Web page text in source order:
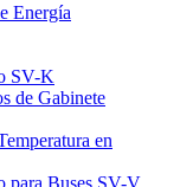
Energía
SV-K
de Gabinete
en